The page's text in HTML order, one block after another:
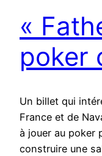
«
poker
Un billet qui
France et de
à jouer au poker
construire une